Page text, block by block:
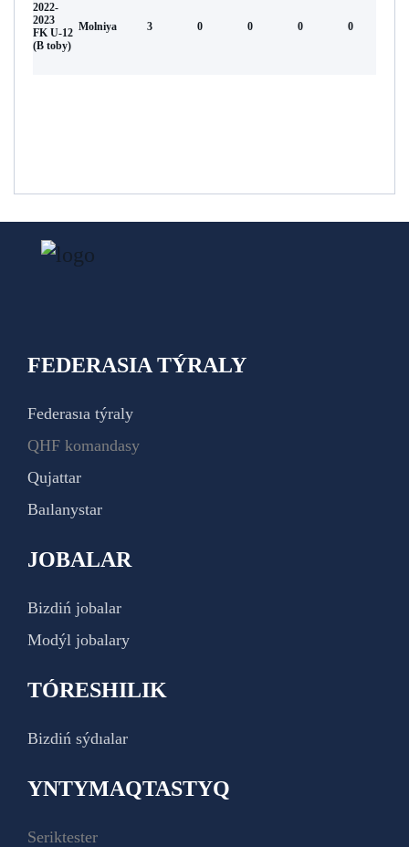
2022-
2023
FK U-12
(B toby)
Molniya 3 0 0 0 0
FEDERASIA TÝRALY
Federasıa týraly
QHF komandasy
Qujattar
Baılanystar
JOBALAR
Bizdiń jobalar
Modýl jobalary
TÓRESHILIK
Bizdiń sýdıalar
YNTYMAQTASTYQ
Seriktester